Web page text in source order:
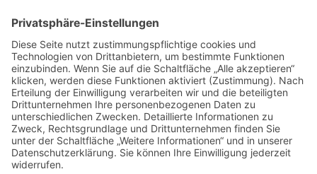
Für Beratende
Kontakt
Über uns